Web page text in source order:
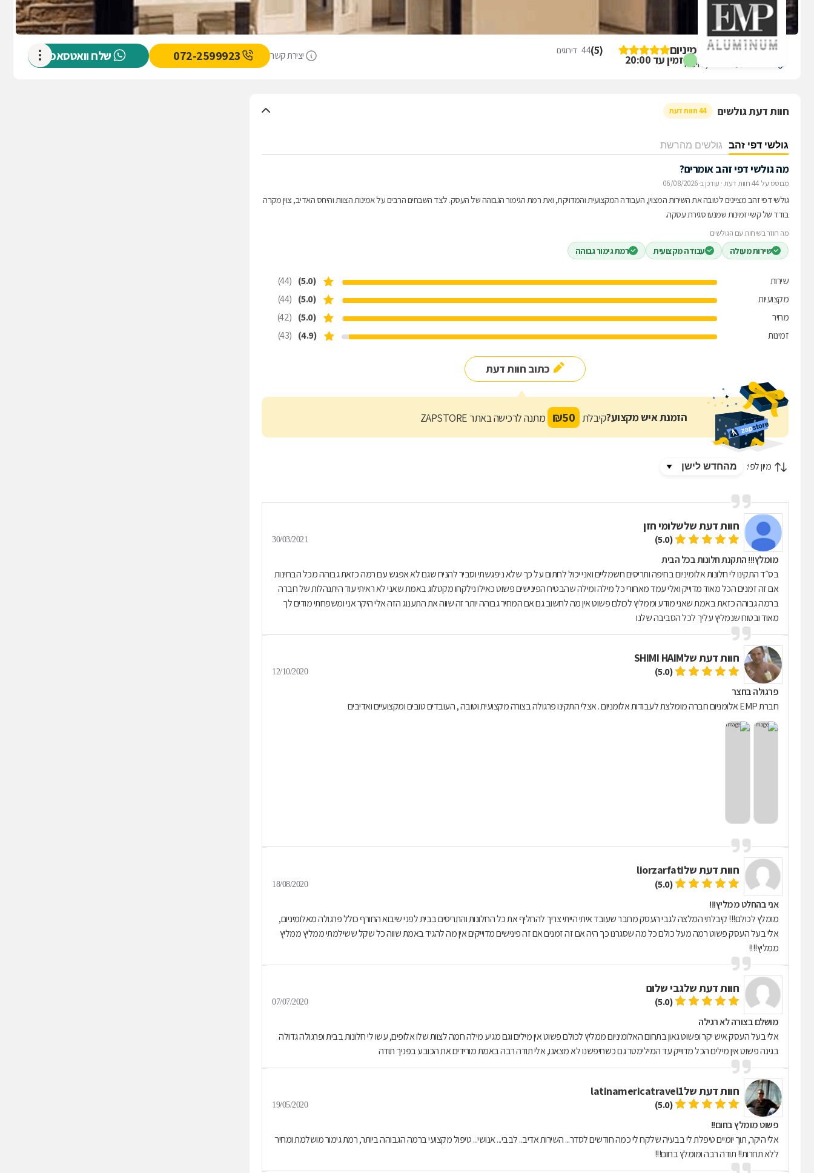
זמין עד 20:00
ביקורת על EMP אלומיניום (
5
)
44 דירוגים יצירת קשר 072-2599923 שלח וואטסאפ
חוות דעת גולשים 44 חוות דעת
גולשי דפי זהב גולשים מהרשת
מה גולשי דפי זהב אומרים?
מבוסס על 44 חוות דעת · עודכן ב-06/08/2026
גולשי דפי זהב מציינים לטובה את השירות המצוין, העבודה המקצועית והמדויקת, ואת רמת הגימור הגבוהה של העסק. לצד השבחים הרבים על אמינות הצוות והיחס האדיב, צוין מקרה
בודד של קשיי זמינות שמנעו סגירת עסקה.
מה חוזר בשיחות עם הגולשים
שירות מעולה עבודה מקצועית רמת גימור גבוהה
שירות (5.0)
(44)
מקצועיות
(5.0)
(44)
מחיר
(5.0)
(42)
זמינות
(4.9)
(43)
כתוב חוות דעת
הזמנת איש מקצוע?קיבלת 50
₪ מתנה לרכישה באתר ZAPSTORE
מיון לפי:
חוות דעת שלשלומי חזן
(5.0)
30/03/2021
מומלץ!!! התקנת חלונות בכל הבית
בס״ד התקינו לי חלונות אלומיניום בחיפה ותריסים חשמליים ואני יכול לחתום על כך שלא ניפגשתי וסביר להניח שגם לא אפגש עם רמה כזאת גבוהה מכל הבחינות
אם זה זמנים הכל מאוד מדוייק ואלי עמד מאחורי כל מילה ומילה שהבטיח הפינישים פשוט כאילו נילקחו מקטלוג באמת שאני לא ראיתי עוד היתנהלות של חברה
ברמה גבוהה כזאת באמת שאני מודע וממליץ לכולם פשוט אין מה לחשוב גם אם המחיר גבוהה יותר זה שווה את התענוג הזה אלי היקר אני ומשפחתי מודים לך
מאוד ובטוח שנמליץ עליך לכל הסביבה שלנו
חוות דעת שלSHIMI HAIM
(5.0)
12/10/2020
פרגולה בחצר
חברת EMP אלומניום חברה מומלצת לעבודות אלומניום . אצלי התקינו פרגולה בצורה מקצועית וטובה , העובדים טובים ומקצועיים ואדיבים
חוות דעת שלliorzarfati
(5.0)
18/08/2020
אני בהחלט ממליץ!!!
מומלץ לכולם!!! קיבלתי המלצה לגבי העסק מחבר שעובד איתי הייתי צריך להחליף את כל החלונות והתריסים בבית לפני שיבוא החורף כולל פרגולה מאלומיניום,
אלי בעל העסק פשוט רמה מעל כולם כל מה שסגרנו כך היה אם זה זמנים אם זה פינישים מדוייקים אין מה להגיד באמת שווה כל שקל ששילמתי ממליץ ממליץ
ממליץ!!!!
חוות דעת שלגבי שלום
(5.0)
07/07/2020
מושלם בצורה לא רגילה
אלי בעל העסק איש יקר ופשוט גאון בתחום האלומיניום ממליץ לכולם פשוט אין מילים וגם מגיע מילה חמה לצוות שלו אלופים, עשו לי חלונות בבית ופרגולה גדולה
בגינה פשוט אין מילים הכל מדוייק עד המילימטר גם כשחיפשנו לא מצאנו, אלי תודה רבה באמת מורידים את הכובע בפניך תודה
חוות דעת שלlatinamericatravel1
(5.0)
19/05/2020
פשוט מומלץ בחום!!
אלי היקר, תוך יומיים טיפלת לי בבעיה שלקח לי כמה חודשים לסדר... השירות אדיב.. לבבי... אנושי... טיפול מקצועי ברמה הגבוהה ביותר, רמת גימור מושלמת ומחיר
ללא תחרות!! תודה רבה ומומלץ בחום!!!